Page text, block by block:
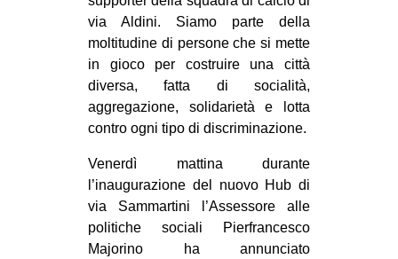
CULTURE
ARTE
CINEMA
MANIFESTI
MUSICA
RECENSIONI
INTERNAZIONALE
AFRICA
via Aldini. Siamo parte della
moltitudine di persone che si mette
in gioco per costruire una città
diversa, fatta di socialità,
aggregazione, solidarietà e lotta
contro ogni tipo di discriminazione.
Venerdì mattina durante
l’inaugurazione del nuovo Hub di
via Sammartini l’Assessore alle
politiche sociali Pierfrancesco
Majorino ha annunciato